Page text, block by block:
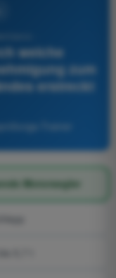
welche
zum
erstreckt
Trainer
Motorsegler